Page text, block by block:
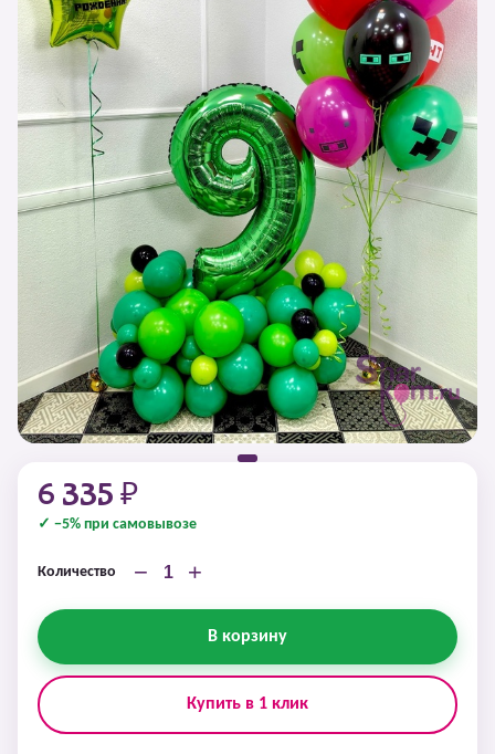
6 335 ₽
✓ −5% при самовывозе
Количество − +
В корзину
Купить в 1 клик